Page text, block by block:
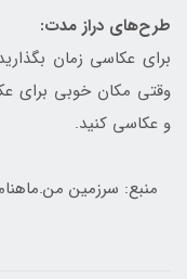
طرح‌های دراز مدت:
برای عکاسی زمان
وقتی مکان خوبی برای
و عکاسی کنید.
منبع: سرزمین